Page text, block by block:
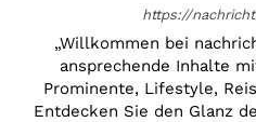
https://
„Willkommen bei
ansprechende Inhalte
Prominente, Lifestyle,
Entdecken Sie den Glanz